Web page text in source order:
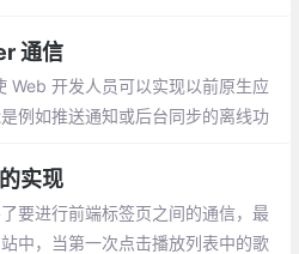
通信
Web 开发人员可以实现以前原生应
例如推送通知或后台同步的离线功
实现
要进行前端标签页之间的通信，最
中，当第一次点击播放列表中的歌